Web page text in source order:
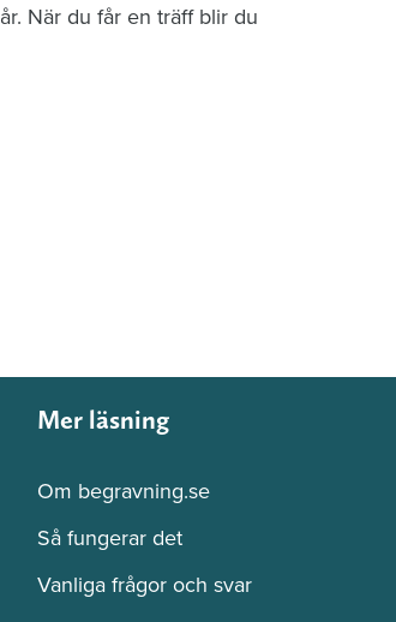
När du får en träff blir du
Mer läsning
Om begravning.se
Så fungerar det
Vanliga frågor och svar